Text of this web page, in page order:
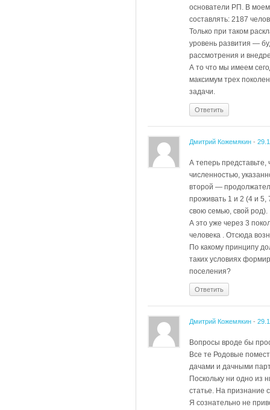
основатели РП. В
составлять: 2187
Только при таком
уровень развития —
рассмотрения и
А то что мы имеем
максимум трех
задачи.
Ответить
Дмитрий Кожемякин -
А теперь представьте,
численностью,
второй —
проживать 1 и 2 (4 и 5,
свою семью, свой род).
А это уже через 3
человека . Отсюда
По какому принципу
таких условиях
поселения?
Ответить
Дмитрий Кожемякин -
Вопросы вроде бы
Все те Родовые
дачами и дачными
Поскольку ни одно из
статье. На признание
Я сознательно не